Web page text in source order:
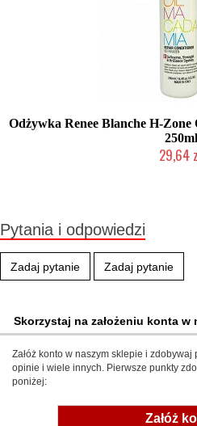
Odżywka Renee Blanche H-
250ml
29,64
Pytania i odpowiedzi
Zadaj pytanie Zadaj pytanie
Skorzystaj na założeniu konta w
Załóż konto w naszym sklepie i
opinie i wiele innych. Pierwsze punkty
poniżej:
Załóż